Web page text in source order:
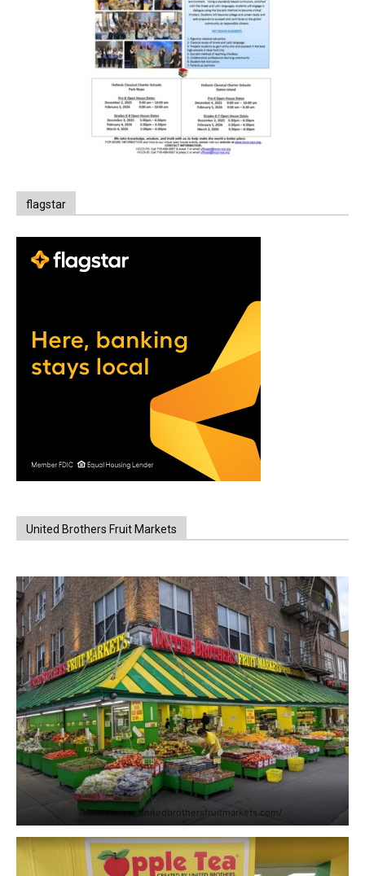
flagstar
United Brothers Fruit Markets
https://www.unitedbrothersfruitmarkets.com/